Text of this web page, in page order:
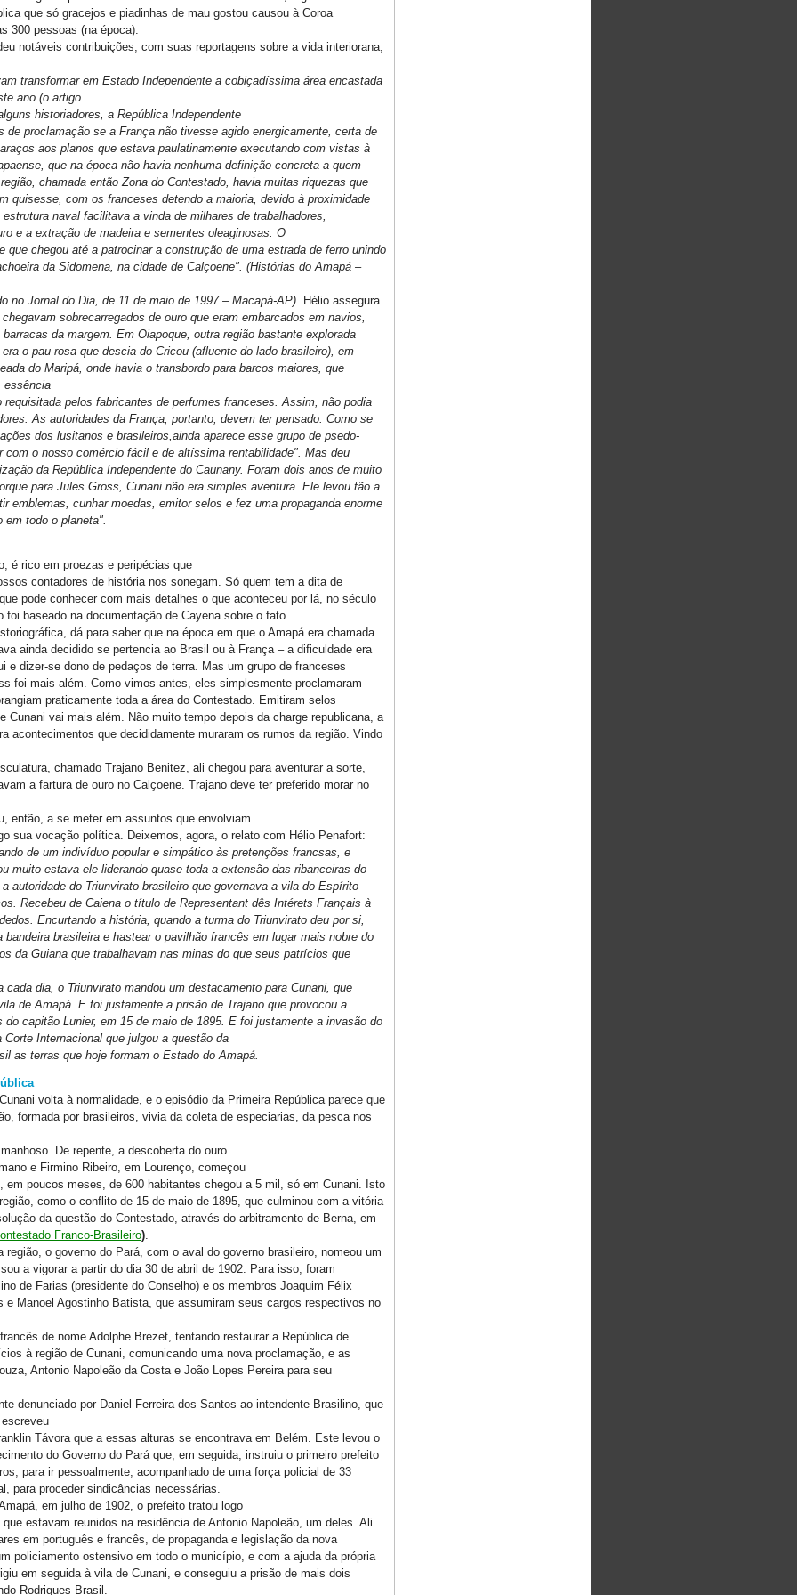
que só gracejos e piadinhas de mau gostou causou à Coroa
300 pessoas (na época).
notáveis contribuições, com suas reportagens sobre a vida interiorana,
transformar em Estado Independente a cobiçadíssima área encastada
ano (o artigo
historiadores, a República Independente
de proclamação se a França não tivesse agido energicamente, certa de
aos planos que estava paulatinamente executando com vistas à
que na época não havia nenhuma definição concreta a quem
chamada então Zona do Contestado, havia muitas riquezas que
quisesse, com os franceses detendo a maioria, devido à proximidade
naval facilitava a vinda de milhares de trabalhadores,
e a extração de madeira e sementes oleaginosas. O
que chegou até a patrocinar a construção de uma estrada de ferro unindo
da Sidomena, na cidade de Calçoene". (Histórias do Amapá –
no Jornal do Dia, de 11 de maio de 1997 – Macapá-AP). Hélio assegura
sobrecarregados de ouro que eram embarcados em navios,
da margem. Em Oiapoque, outra região bastante explorada
o pau-rosa que descia do Cricou (afluente do lado brasileiro), em
do Maripá, onde havia o transbordo para barcos maiores, que
essência
requisitada pelos fabricantes de perfumes franceses. Assim, não podia
As autoridades da França, portanto, devem ter pensado: Como se
dos lusitanos e brasileiros,ainda aparece esse grupo de psedo-
com o nosso comércio fácil e de altíssima rentabilidade". Mas deu
da República Independente do Caunany. Foram dois anos de muito
para Jules Gross, Cunani não era simples aventura. Ele levou tão a
emblemas, cunhar moedas, emitor selos e fez uma propaganda enorme
em todo o planeta".
é rico em proezas e peripécias que
contadores de história nos sonegam. Só quem tem a dita de
pode conhecer com mais detalhes o que aconteceu por lá, no século
baseado na documentação de Cayena sobre o fato.
dá para saber que na época em que o Amapá era chamada
ainda decidido se pertencia ao Brasil ou à França – a dificuldade era
e dizer-se dono de pedaços de terra. Mas um grupo de franceses
foi mais além. Como vimos antes, eles simplesmente proclamaram
praticamente toda a área do Contestado. Emitiram selos
Cunani vai mais além. Não muito tempo depois da charge republicana, a
acontecimentos que decididamente muraram os rumos da região. Vindo
chamado Trajano Benitez, ali chegou para aventurar a sorte,
a fartura de ouro no Calçoene. Trajano deve ter preferido morar no
então, a se meter em assuntos que envolviam
sua vocação política. Deixemos, agora, o relato com Hélio Penafort:
de um indivíduo popular e simpático às pretenções francsas, e
muito estava ele liderando quase toda a extensão das ribanceiras do
autoridade do Triunvirato brasileiro que governava a vila do Espírito
Recebeu de Caiena o título de Representant dês Intérets Français à
Encurtando a história, quando a turma do Triunvirato deu por si,
bandeira brasileira e hastear o pavilhão francês em lugar mais nobre do
da Guiana que trabalhavam nas minas do que seus patrícios que
dia, o Triunvirato mandou um destacamento para Cunani, que
de Amapá. E foi justamente a prisão de Trajano que provocou a
capitão Lunier, em 15 de maio de 1895. E foi justamente a invasão do
Internacional que julgou a questão da
as terras que hoje formam o Estado do Amapá.
volta à normalidade, e o episódio da Primeira República parece que
formada por brasileiros, vivia da coleta de especiarias, da pesca nos
De repente, a descoberta do ouro
e Firmino Ribeiro, em Lourenço, começou
em poucos meses, de 600 habitantes chegou a 5 mil, só em Cunani. Isto
como o conflito de 15 de maio de 1895, que culminou com a vitória
da questão do Contestado, através do arbitramento de Berna, em
Franco-Brasileiro).
o governo do Pará, com o aval do governo brasileiro, nomeou um
a vigorar a partir do dia 30 de abril de 1902. Para isso, foram
de Farias (presidente do Conselho) e os membros Joaquim Félix
e Manoel Agostinho Batista, que assumiram seus cargos respectivos no
de nome Adolphe Brezet, tentando restaurar a República de
à região de Cunani, comunicando uma nova proclamação, e as
Antonio Napoleão da Costa e João Lopes Pereira para seu
denunciado por Daniel Ferreira dos Santos ao intendente Brasilino, que
Távora que a essas alturas se encontrava em Belém. Este levou o
do Governo do Pará que, em seguida, instruiu o primeiro prefeito
para ir pessoalmente, acompanhado de uma força policial de 33
para proceder sindicâncias necessárias.
em julho de 1902, o prefeito tratou logo
estavam reunidos na residência de Antonio Napoleão, um deles. Ali
em português e francês, de propaganda e legislação da nova
policiamento ostensivo em todo o município, e com a ajuda da própria
em seguida à vila de Cunani, e conseguiu a prisão de mais dois
Rodrigues Brasil.